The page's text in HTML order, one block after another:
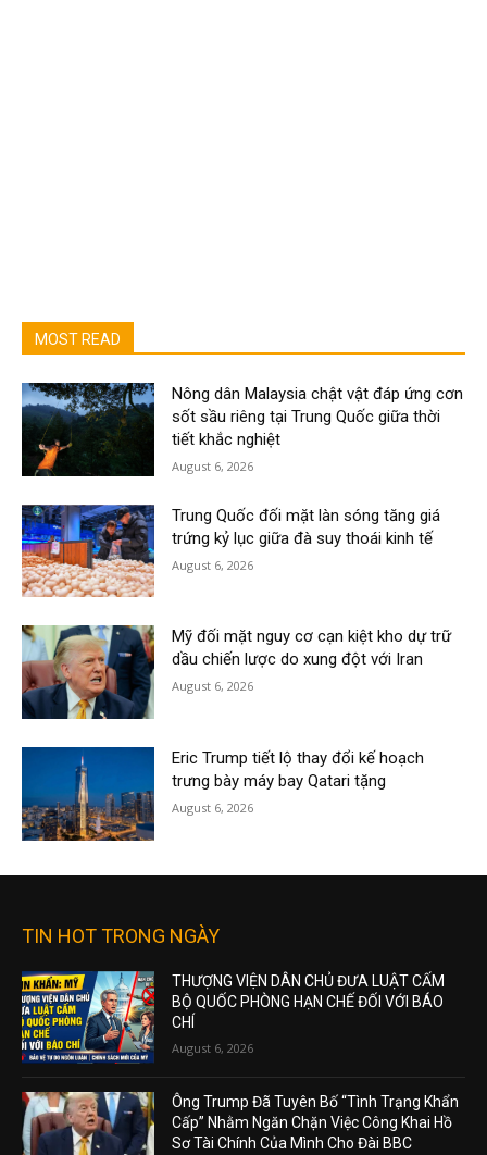
MOST READ
Nông dân Malaysia chật vật đáp ứng cơn
sốt sầu riêng tại Trung Quốc giữa thời
tiết khắc nghiệt
August 6, 2026
Trung Quốc đối mặt làn sóng tăng giá
trứng kỷ lục giữa đà suy thoái kinh tế
August 6, 2026
Mỹ đối mặt nguy cơ cạn kiệt kho dự trữ
dầu chiến lược do xung đột với Iran
August 6, 2026
Eric Trump tiết lộ thay đổi kế hoạch
trưng bày máy bay Qatari tặng
August 6, 2026
TIN HOT TRONG NGÀY
THƯỢNG VIỆN DÂN CHỦ ĐƯA LUẬT CẤM
BỘ QUỐC PHÒNG HẠN CHẾ ĐỐI VỚI BÁO
CHÍ
August 6, 2026
Ông Trump Đã Tuyên Bố “Tình Trạng Khẩn
Cấp” Nhằm Ngăn Chặn Việc Công Khai Hồ
Sơ Tài Chính Của Mình Cho Đài BBC